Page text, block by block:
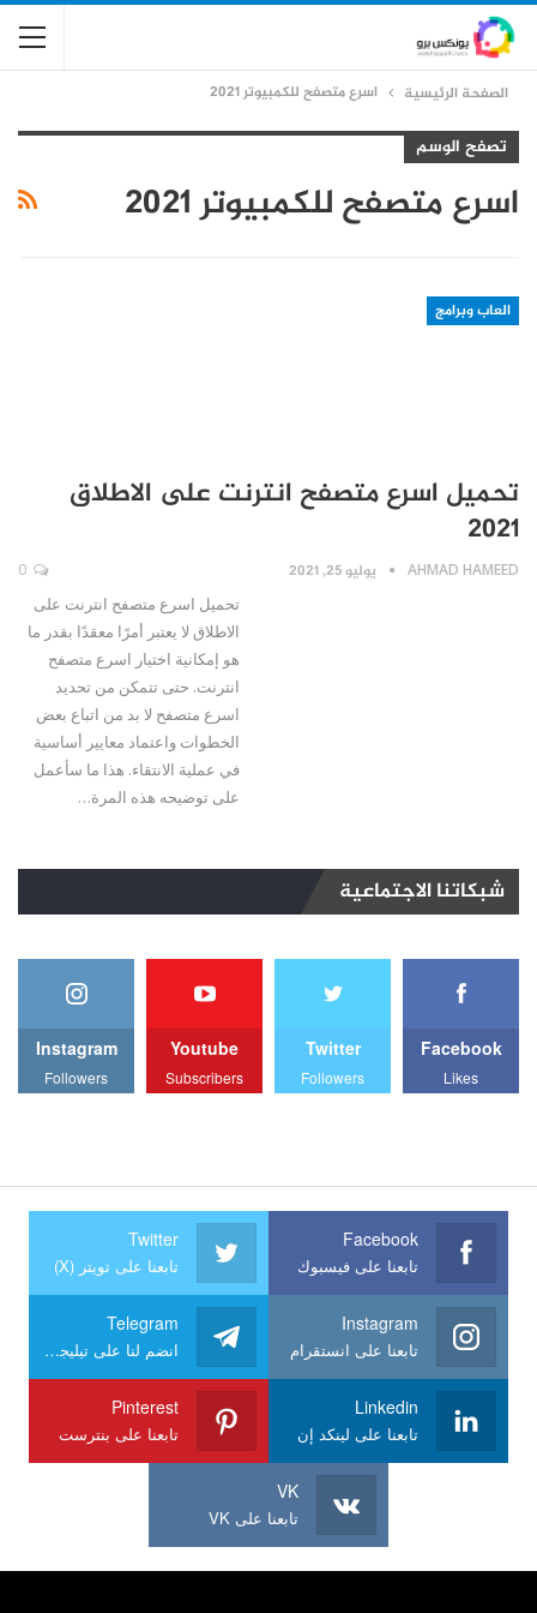
الصفحة الرئيسية اسرع متصفح للكمبيوتر 2021
تصفح الوسم
اسرع متصفح للكمبيوتر 2021
العاب وبرامج
تحميل اسرع متصفح انترنت على الاطلاق
2021
AHMAD HAMEED يوليو 25, 2021
تحميل اسرع متصفح انترنت على
الاطلاق لا يعتبر أمرًا معقدًا بقدر ما
هو إمكانية اختيار اسرع متصفح
انترنت. حتى تتمكن من تحديد
اسرع متصفح لا بد من اتباع بعض
الخطوات واعتماد معايير أساسية
في عملية الانتقاء. هذا ما سأعمل
على توضيحه هذه المرة…
شبكاتنا الاجتماعية
Facebook
Likes
Twitter
Followers
Youtube
Subscribers
Instagram
Followers
Facebook
تابعنا على فيسبوك
Twitter
تابعنا على تويتر (X)
Instagram
تابعنا على انستقرام
Telegram
انضم لنا على تيليجرام
Linkedin
تابعنا على لينكد إن
Pinterest
تابعنا على بنترست
VK
تابعنا على VK